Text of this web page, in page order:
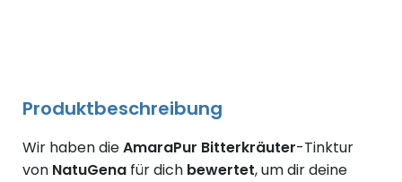
Produktbeschreibung
Wir haben dieAmaraPur Bitterkräuter-Tinktur
von NatuGena für dich bewertet, um dir deine